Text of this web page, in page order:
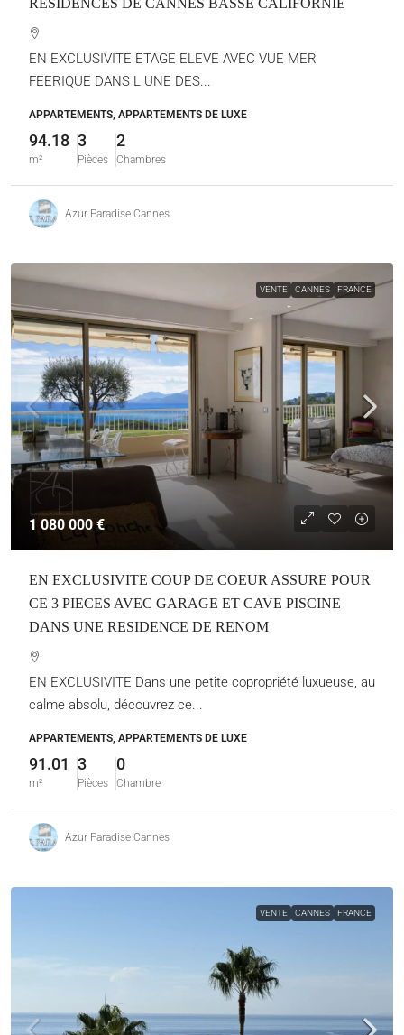
RESIDENCES DE CANNES BASSE CALIFORNIE
EN EXCLUSIVITE ETAGE ELEVE AVEC VUE MER
FEERIQUE DANS L UNE DES...
APPARTEMENTS, APPARTEMENTS DE LUXE
94.18
m²
3
Pièces
2
Chambres
Azur Paradise Cannes
VENTE CANNES FRANCE
1 080 000 €
EN EXCLUSIVITE COUP DE COEUR ASSURE POUR
CE 3 PIECES AVEC GARAGE ET CAVE PISCINE
DANS UNE RESIDENCE DE RENOM
EN EXCLUSIVITE Dans une petite copropriété luxueuse, au
calme absolu, découvrez ce...
APPARTEMENTS, APPARTEMENTS DE LUXE
91.01
m²
3
Pièces
0
Chambre
Azur Paradise Cannes
VENTE CANNES FRANCE